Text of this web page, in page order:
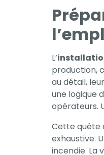
L’
production,
au détail,
une logique
opérateurs.
Cette quête
exhaustive.
incendie. La
Ces cookies ne
facultatifs. Ils
nécessaires au
fonctionnement
du site Web.
Afin que nous
puissions